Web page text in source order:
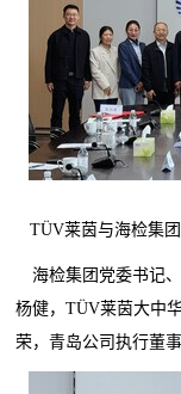
TÜV莱茵与海检集
海检集团党委书记
杨健，TÜV莱茵大中
荣，青岛公司执行董